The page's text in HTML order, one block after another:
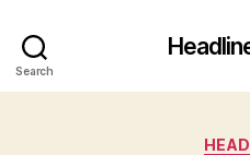
Search